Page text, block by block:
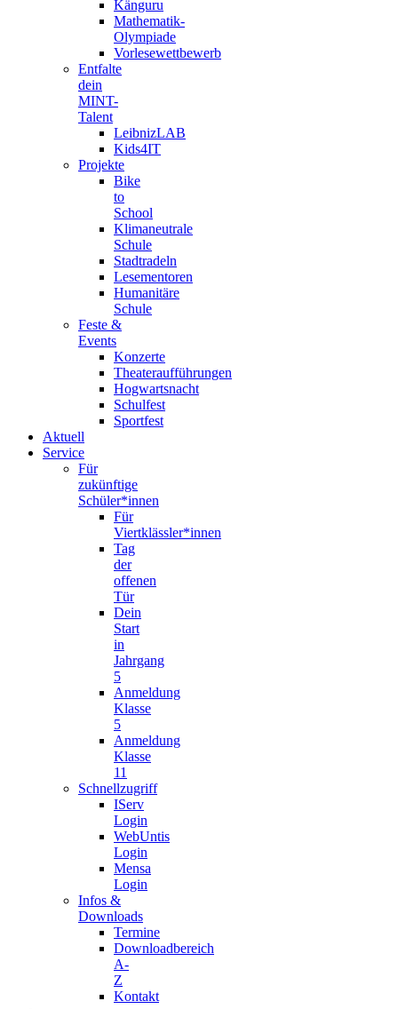
Känguru
Mathematik-
Olympiade
Vorlesewettbewerb
Entfalte
dein
MINT-
Talent
LeibnizLAB
Kids4IT
Projekte
Bike
to
School
Klimaneutrale
Schule
Stadtradeln
Lesementoren
Humanitäre
Schule
Feste &
Events
Konzerte
Theateraufführungen
Hogwartsnacht
Schulfest
Sportfest
Aktuell
Service
Für
zukünftige
Schüler*innen
Für
Viertklässler*innen
Tag
der
offenen
Tür
Dein
Start
in
Jahrgang
5
Anmeldung
Klasse
5
Anmeldung
Klasse
11
Schnellzugriff
IServ
Login
WebUntis
Login
Mensa
Login
Infos &
Downloads
Termine
Downloadbereich
A-
Z
Kontakt